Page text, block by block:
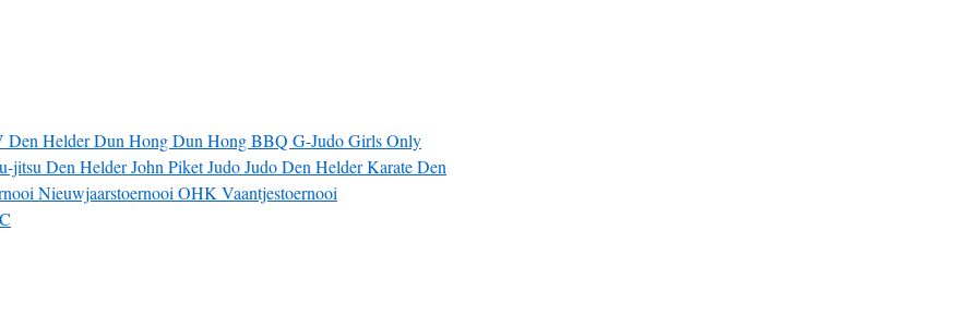
Den HelderDun HongDun Hong BBQ G-JudoGirls Only
jitsu Den HelderJohn PiketJudoJudo Den HelderKarate Den
Nieuwjaarstoernooi OHK Vaantjestoernooi